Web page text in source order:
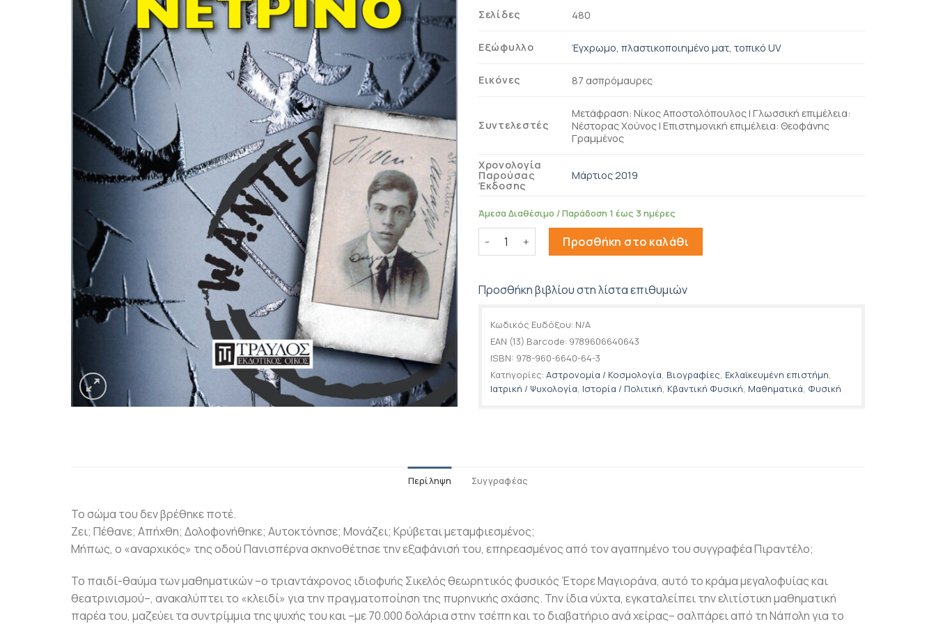
Σελίδες 480
Εξώφυλλο Έγχρωμο, πλαστικοποιημένο ματ, τοπικό UV
Εικόνες 87 ασπρόμαυρες
Συντελεστές
Μετάφραση: Νίκος Αποστολόπουλος | Γλωσσική επιμέλεια:
Νέστορας Χούνος | Επιστημονική επιμέλεια: Θεοφάνης
Γραμμένος
Χρονολογία
Παρούσας
Έκδοσης
Μάρτιος 2019
Άμεσα Διαθέσιμο / Παράδοση 1 έως 3 ημέρες
Ο άνθρωπος νετρίνο ποσότητα
Προσθήκη στο καλάθι
Προσθήκη βιβλίου στη λίστα επιθυμιών
Κωδικός Ευδόξου: N/A
EAN (13) Barcode: 9789606640643
ISBN: 978-960-6640-64-3
Κατηγορίες: Αστρονομία / Κοσμολογία, Βιογραφίες, Εκλαϊκευμένη επιστήμη,
Ιατρική / Ψυχολογία, Ιστορία / Πολιτική, Κβαντική Φυσική, Μαθηματικά, Φυσική
Περίληψη Συγγραφέας
Το σώμα του δεν βρέθηκε ποτέ.
Ζει; Πέθανε; Απήχθη; Δολοφονήθηκε; Αυτοκτόνησε; Μονάζει; Κρύβεται μεταμφιεσμένος;
Μήπως, ο «αναρχικός» της οδού Πανισπέρνα σκηνοθέτησε την εξαφάνισή του, επηρεασμένος από τον αγαπημένο του συγγραφέα Πιραντέλο;
Το παιδί-θαύμα των μαθηματικών –ο τριαντάχρονος ιδιοφυής Σικελός θεωρητικός φυσικός Έτορε Μαγιοράνα, αυτό το κράμα μεγαλοφυίας και
θεατρινισμού–, ανακαλύπτει το «κλειδί» για την πραγματοποίηση της πυρηνικής σχάσης. Την ίδια νύχτα, εγκαταλείπει την ελιτίστικη μαθηματική
παρέα του, μαζεύει τα συντρίμμια της ψυχής του και –με 70.000 δολάρια στην τσέπη και το διαβατήριο ανά χείρας– σαλπάρει από τη Νάπολη για το